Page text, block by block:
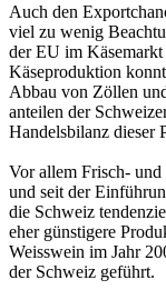
Auch den
viel zu wenig
der EU im
Käseproduktion
Ab­bau von Zöl­len
an­teilen der
Handelsbilanz dieser
Vor al­lem Frisch- und
und seit der
die Schweiz
eher günstige­re
Weisswein im Jahr
der Schweiz geführt.